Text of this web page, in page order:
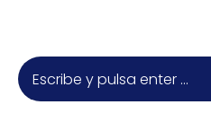
Buscar: